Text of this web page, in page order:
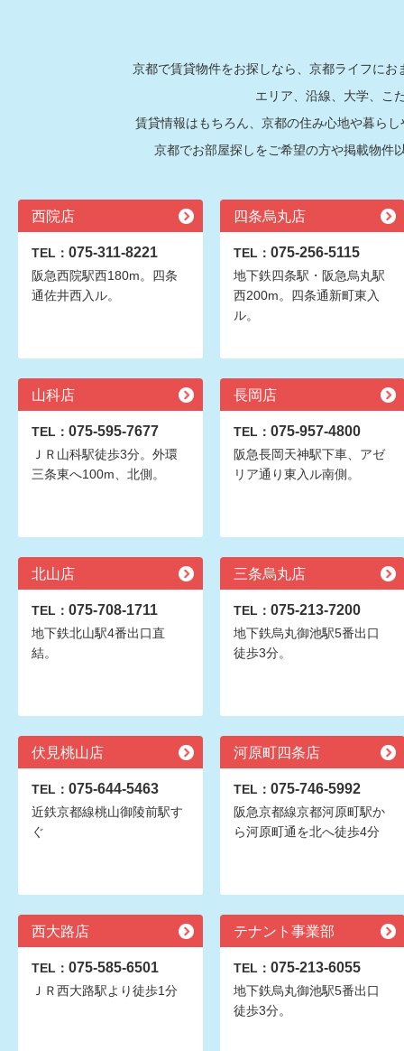
京都で賃貸物件をお探しなら、京都ライフに
エリア、沿線、大学、こ
賃貸情報はもちろん、京都の住み心地や暮ら
京都でお部屋探しをご希望の方や掲載物件
西院店
TEL： 075-311-8221
阪急西院駅西180m。四条
通佐井西入ル。
四条烏丸店
TEL： 075-256-5115
地下鉄四条駅・阪急烏丸駅
西200m。四条通新町東入
ル。
山科店
TEL： 075-595-7677
ＪＲ山科駅徒歩3分。外環
三条東へ100m、北側。
長岡店
TEL： 075-957-4800
阪急長岡天神駅下車、アゼ
リア通り東入ル南側。
北山店
TEL： 075-708-1711
地下鉄北山駅4番出口直
結。
三条烏丸店
TEL： 075-213-7200
地下鉄烏丸御池駅5番出口
徒歩3分。
伏見桃山店
TEL： 075-644-5463
近鉄京都線桃山御陵前駅す
ぐ
河原町四条店
TEL： 075-746-5992
阪急京都線京都河原町駅か
ら河原町通を北へ徒歩4分
西大路店
TEL： 075-585-6501
ＪＲ西大路駅より徒歩1分
テナント事業部
TEL： 075-213-6055
地下鉄烏丸御池駅5番出口
徒歩3分。